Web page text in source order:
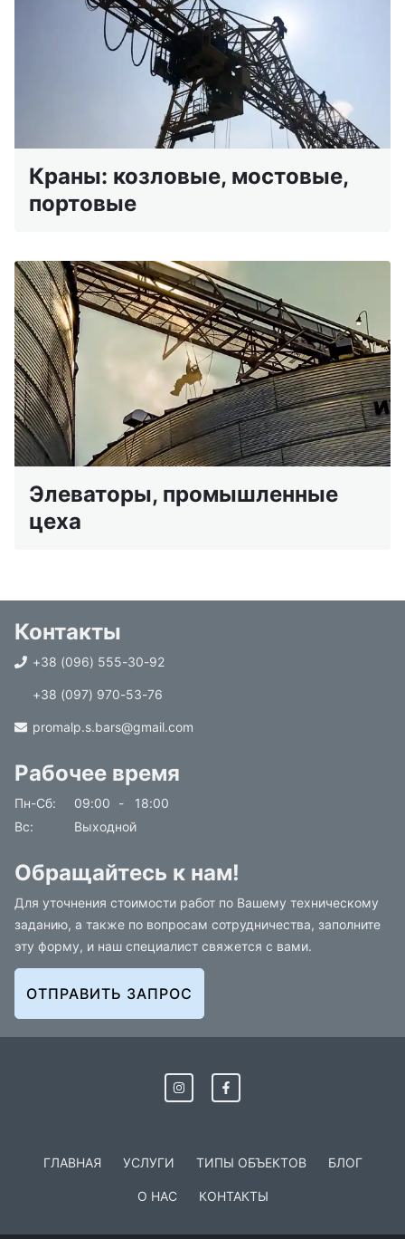
Краны: козловые, мостовые,
портовые
Элеваторы, промышленные
цеха
Контакты
+38 (096) 555-30-92
+38 (097) 970-53-76
promalp.s.bars@gmail.com
Рабочее время
Пн-Сб 09:00 -
18:00
Вс
Выходной
Обращайтесь к нам!
Для уточнения стоимости работ по Вашему техническому
заданию, а также по вопросам сотрудничества, заполните
эту форму, и наш специалист свяжется с вами.
ОТПРАВИТЬ ЗАПРОС
ГЛАВНАЯ УСЛУГИ ТИПЫ ОБЪЕКТОВ БЛОГ
О НАС КОНТАКТЫ